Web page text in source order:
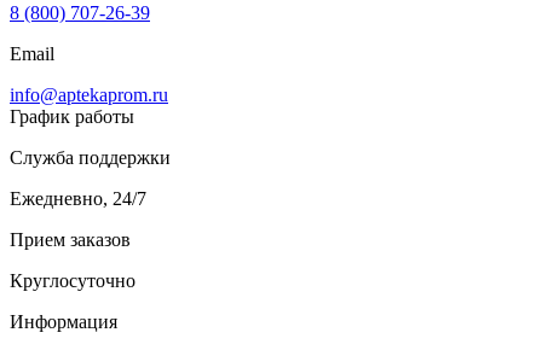
8 (800) 707-26-39
Email
info@aptekaprom.ru
График работы
Служба поддержки
Ежедневно, 24/7
Прием заказов
Круглосуточно
Информация